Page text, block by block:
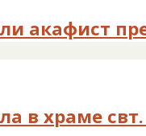
акафист
в храме